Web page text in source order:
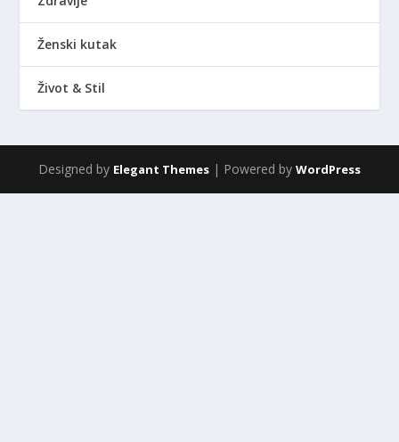
Ženski kutak
Život & Stil
Designed by Elegant Themes | Powered by WordPress